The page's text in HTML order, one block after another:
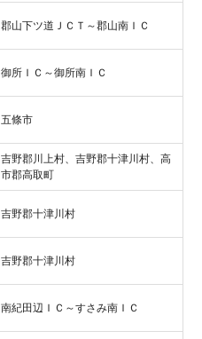
郡山下ツ道ＪＣＴ～郡山南ＩＣ
御所ＩＣ～御所南ＩＣ
五條市
吉野郡川上村、吉野郡十津川村、高
市郡高取町
吉野郡十津川村
吉野郡十津川村
南紀田辺ＩＣ～すさみ南ＩＣ